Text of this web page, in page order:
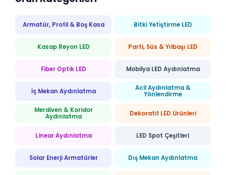
Armatür, Profil & Boş Kasa Bitki Yetiştirme LED
Kasap Reyon LED Parti, Süs & Yılbaşı LED
Fiber Optik LED Mobilya LED Aydınlatma
İç Mekan Aydınlatma
Acil Aydınlatma &
Yönlendirme
Merdiven & Koridor
Aydınlatma
Dekoratif LED Ürünleri
Linear Aydınlatma LED Spot Çeşitleri
Solar Enerji Armatürler Dış Mekan Aydınlatma